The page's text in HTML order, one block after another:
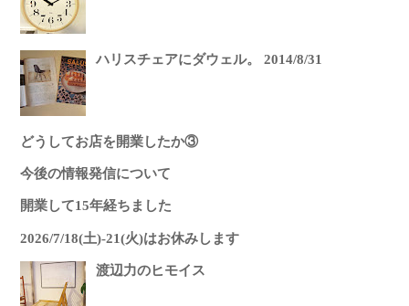
ハリスチェアにダウェル。 2014/8/31
どうしてお店を開業したか③
今後の情報発信について
開業して15年経ちました
2026/7/18(土)-21(火)はお休みします
渡辺力のヒモイス